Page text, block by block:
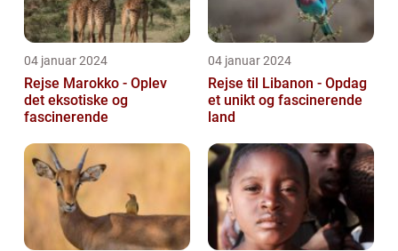
04 januar 2024
Rejse Marokko - Oplev
det eksotiske og
fascinerende
04 januar 2024
Rejse til Libanon - Opdag
et unikt og fascinerende
land